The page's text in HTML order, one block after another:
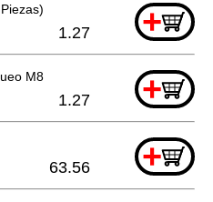
+
1.27
M8 +
1.27
+
63.56